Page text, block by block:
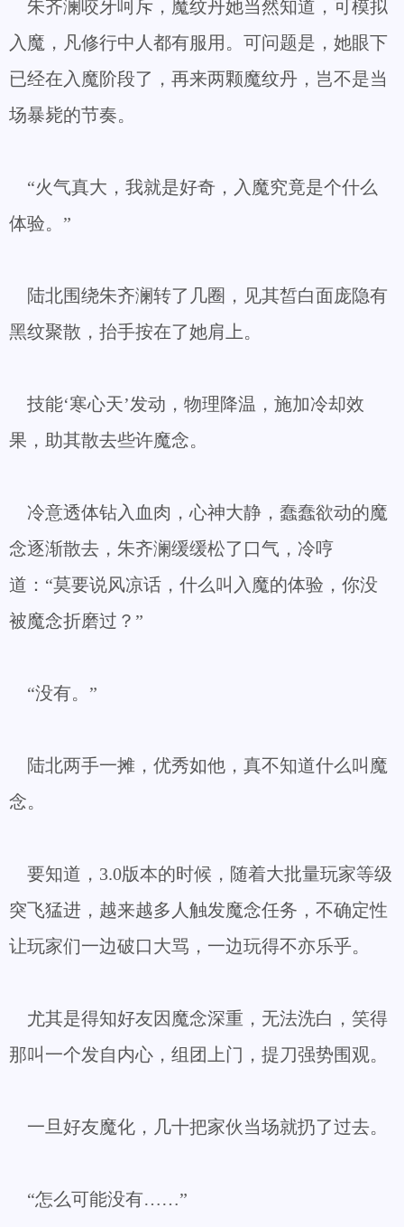
朱齐澜咬牙呵斥，魔纹丹她当然知道，可模拟
入魔，凡修行中人都有服用。可问题是，她眼下
已经在入魔阶段了，再来两颗魔纹丹，岂不是当
场暴毙的节奏。
“火气真大，我就是好奇，入魔究竟是个什么
体验。”
陆北围绕朱齐澜转了几圈，见其皙白面庞隐有
黑纹聚散，抬手按在了她肩上。
技能‘寒心天’发动，物理降温，施加冷却效
果，助其散去些许魔念。
冷意透体钻入血肉，心神大静，蠢蠢欲动的魔
念逐渐散去，朱齐澜缓缓松了口气，冷哼
道：“莫要说风凉话，什么叫入魔的体验，你没
被魔念折磨过？”
“没有。”
陆北两手一摊，优秀如他，真不知道什么叫魔
念。
要知道，3.0版本的时候，随着大批量玩家等级
突飞猛进，越来越多人触发魔念任务，不确定性
让玩家们一边破口大骂，一边玩得不亦乐乎。
尤其是得知好友因魔念深重，无法洗白，笑得
那叫一个发自内心，组团上门，提刀强势围观。
一旦好友魔化，几十把家伙当场就扔了过去。
“怎么可能没有……”